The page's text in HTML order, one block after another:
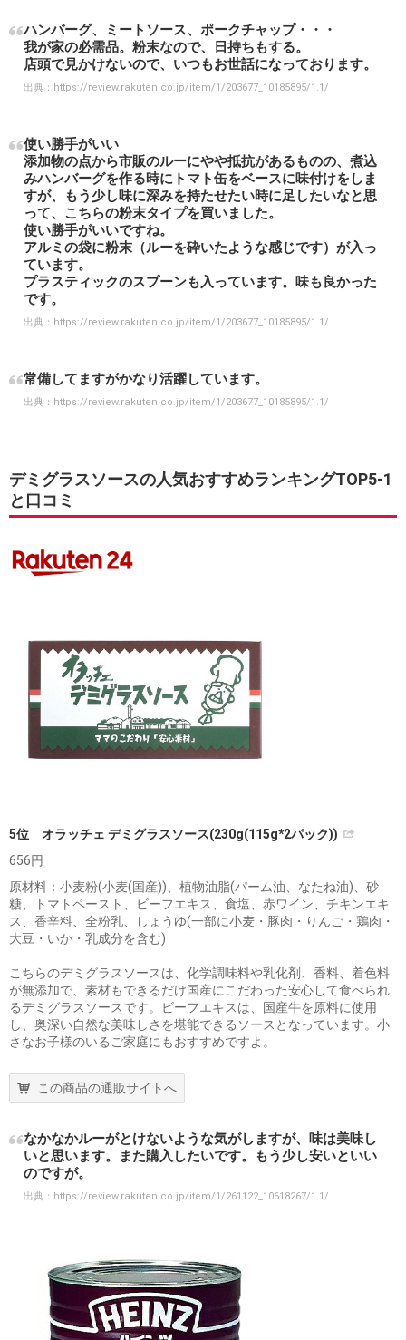
ハンバーグ、ミートソース、ポークチャップ・・・
我が家の必需品。粉末なので、日持ちもする。
店頭で見かけないので、いつもお世話になっております。
出典： https://review.rakuten.co.jp/item/1/203677_10185895/1.1/
使い勝手がいい
添加物の点から市販のルーにやや抵抗があるものの、煮込
みハンバーグを作る時にトマト缶をベースに味付けをしま
すが、もう少し味に深みを持たせたい時に足したいなと思
って、こちらの粉末タイプを買いました。
使い勝手がいいですね。
アルミの袋に粉末（ルーを砕いたような感じです）が入っ
ています。
プラスティックのスプーンも入っています。味も良かった
です。
出典： https://review.rakuten.co.jp/item/1/203677_10185895/1.1/
常備してますがかなり活躍しています。
出典： https://review.rakuten.co.jp/item/1/203677_10185895/1.1/
デミグラスソースの人気おすすめランキングTOP5-1
と口コミ
5位 オラッチェ デミグラスソース(230g(115g*2パック))
656円
原材料：小麦粉(小麦(国産))、植物油脂(パーム油、なたね油)、砂
糖、トマトペースト、ビーフエキス、食塩、赤ワイン、チキンエキ
ス、香辛料、全粉乳、しょうゆ(一部に小麦・豚肉・りんご・鶏肉・
大豆・いか・乳成分を含む)
こちらのデミグラスソースは、化学調味料や乳化剤、香料、着色料
が無添加で、素材もできるだけ国産にこだわった安心して食べられ
るデミグラスソースです。ビーフエキスは、国産牛を原料に使用
し、奥深い自然な美味しさを堪能できるソースとなっています。小
さなお子様のいるご家庭にもおすすめですよ。
この商品の通販サイトへ
なかなかルーがとけないような気がしますが、味は美味し
いと思います。また購入したいです。もう少し安いといい
のですが。
出典： https://review.rakuten.co.jp/item/1/261122_10618267/1.1/